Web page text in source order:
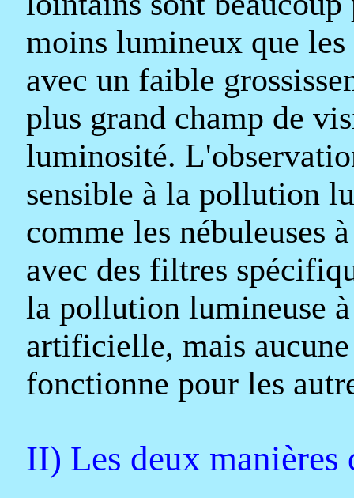
moins lumineux que les
avec un faible
plus grand champ de
luminosité.
sensible à la pollution
comme les nébuleuses
avec des filtres
la pollution lumineuse
artificielle, mais
fonctionne pour les
II) Les deux manières